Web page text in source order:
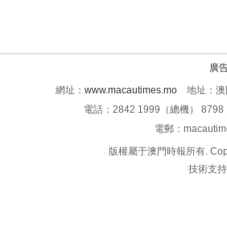
廣
網址： www.macautimes.mo 地址：澳
電話：2842 1999（總機）
電郵：
版權屬于澳門時報所有.
技術支